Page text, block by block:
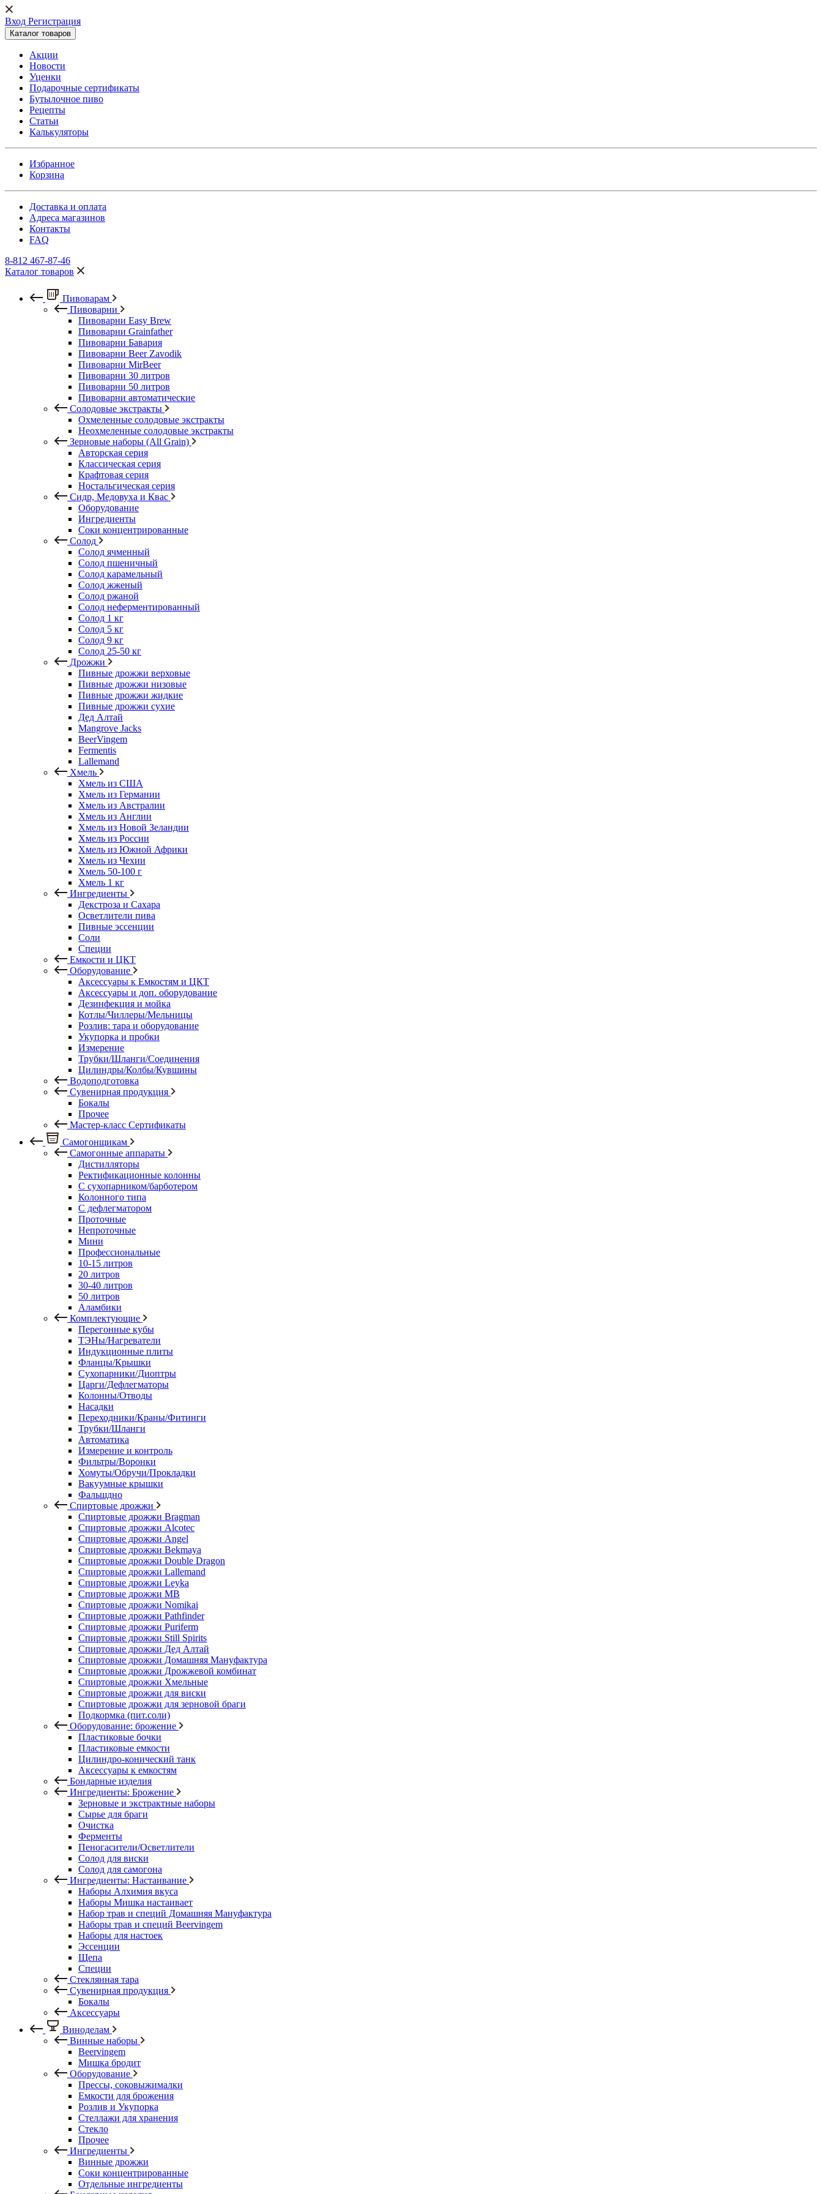
Вход Регистрация
Каталог товаров
Акции
Новости
Уценки
Подарочные сертификаты
Бутылочное пиво
Рецепты
Статьи
Калькуляторы
Избранное
Корзина
Доставка и оплата
Адреса магазинов
Контакты
FAQ
8-812 467-87-46
Каталог товаров
Пивоварам
Пивоварни
Пивоварни Easy Brew
Пивоварни Grainfather
Пивоварни Бавария
Пивоварни Beer Zavodik
Пивоварни MirBeer
Пивоварни 30 литров
Пивоварни 50 литров
Пивоварни автоматические
Солодовые экстракты
Охмеленные солодовые экстракты
Неохмеленные солодовые экстракты
Зерновые наборы (All Grain)
Авторская серия
Классическая серия
Крафтовая серия
Ностальгическая серия
Сидр, Медовуха и Квас
Оборудование
Ингредиенты
Соки концентрированные
Солод
Солод ячменный
Солод пшеничный
Солод карамельный
Солод жженый
Солод ржаной
Солод неферментированный
Солод 1 кг
Солод 5 кг
Солод 9 кг
Солод 25-50 кг
Дрожжи
Пивные дрожжи верховые
Пивные дрожжи низовые
Пивные дрожжи жидкие
Пивные дрожжи сухие
Дед Алтай
Mangrove Jacks
BeerVingem
Fermentis
Lallemand
Хмель
Хмель из США
Хмель из Германии
Хмель из Австралии
Хмель из Англии
Хмель из Новой Зеландии
Хмель из России
Хмель из Южной Африки
Хмель из Чехии
Хмель 50-100 г
Хмель 1 кг
Ингредиенты
Декстроза и Сахара
Осветлители пива
Пивные эссенции
Соли
Специи
Емкости и ЦКТ
Оборудование
Аксессуары к Емкостям и ЦКТ
Аксессуары и доп. оборудование
Дезинфекция и мойка
Котлы/Чиллеры/Мельницы
Розлив: тара и оборудование
Укупорка и пробки
Измерение
Трубки/Шланги/Соединения
Цилиндры/Колбы/Кувшины
Водоподготовка
Сувенирная продукция
Бокалы
Прочее
Мастер-класс Сертификаты
Самогонщикам
Самогонные аппараты
Дистилляторы
Ректификационные колонны
С сухопарником/барботером
Колонного типа
С дефлегматором
Проточные
Непроточные
Мини
Профессиональные
10-15 литров
20 литров
30-40 литров
50 литров
Аламбики
Комплектующие
Перегонные кубы
ТЭНы/Нагреватели
Индукционные плиты
Фланцы/Крышки
Сухопарники/Диоптры
Царги/Дефлегматоры
Колонны/Отводы
Насадки
Переходники/Краны/Фитинги
Трубки/Шланги
Автоматика
Измерение и контроль
Фильтры/Воронки
Хомуты/Обручи/Прокладки
Вакуумные крышки
Фальшдно
Спиртовые дрожжи
Спиртовые дрожжи Bragman
Спиртовые дрожжи Alcotec
Спиртовые дрожжи Angel
Спиртовые дрожжи Bekmaya
Спиртовые дрожжи Double Dragon
Спиртовые дрожжи Lallemand
Спиртовые дрожжи Leyka
Спиртовые дрожжи MB
Спиртовые дрожжи Nomikai
Спиртовые дрожжи Pathfinder
Спиртовые дрожжи Puriferm
Спиртовые дрожжи Still Spirits
Спиртовые дрожжи Дед Алтай
Спиртовые дрожжи Домашняя Мануфактура
Спиртовые дрожжи Дрожжевой комбинат
Спиртовые дрожжи Хмельные
Спиртовые дрожжи для виски
Спиртовые дрожжи для зерновой браги
Подкормка (пит.соли)
Оборудование: брожение
Пластиковые бочки
Пластиковые емкости
Цилиндро-конический танк
Аксессуары к емкостям
Бондарные изделия
Ингредиенты: Брожение
Зерновые и экстрактные наборы
Сырье для браги
Очистка
Ферменты
Пеногасители/Осветлители
Солод для виски
Солод для самогона
Ингредиенты: Настаивание
Наборы Алхимия вкуса
Наборы Мишка настаивает
Набор трав и специй Домашняя Мануфактура
Наборы трав и специй Beervingem
Наборы для настоек
Эссенции
Щепа
Специи
Стеклянная тара
Сувенирная продукция
Бокалы
Аксессуары
Виноделам
Винные наборы
Beervingem
Мишка бродит
Оборудование
Прессы, соковыжималки
Емкости для брожения
Розлив и Укупорка
Стеллажи для хранения
Стекло
Прочее
Ингредиенты
Винные дрожжи
Соки концентрированные
Отдельные ингредиенты